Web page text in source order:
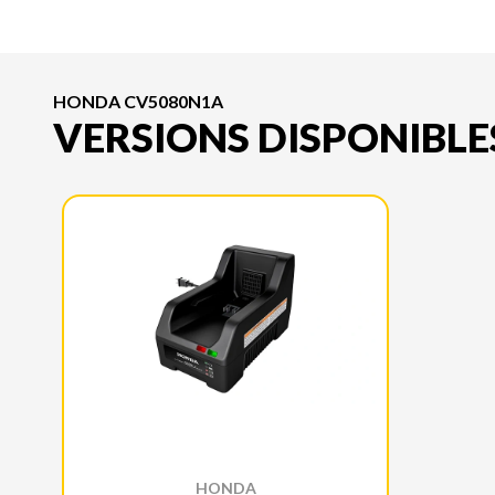
HONDA CV5080N1A
VERSIONS
HONDA